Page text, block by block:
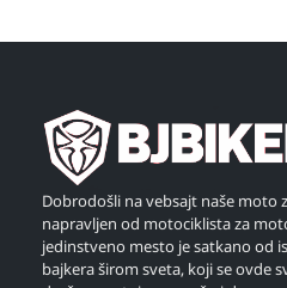
Dobrodošli na vebsajt naše moto
napravljen od motociklista za
jedinstveno mesto je satkano od
bajkera širom sveta, koji se ovde